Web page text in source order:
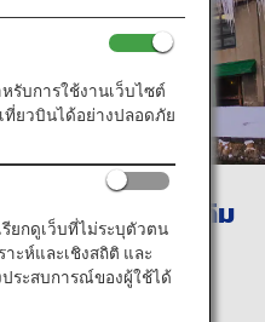
นียภาพแบบดั้งเดิม
วยโกดังที่ทำขึ้นจากอิฐ
รับการใช้งานเว็บไซต์
ที่ยวบินได้อย่างปลอดภัย
ยกดูเว็บที่ไม่ระบุตัวตน
าะห์และเชิงสถิติ และ
ประสบการณ์ของผู้ใช้ได้